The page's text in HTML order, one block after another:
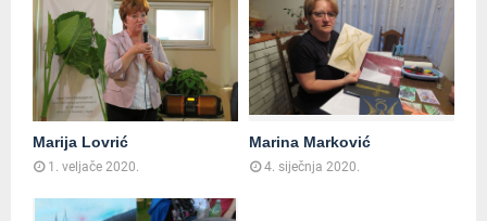
Marija Lovrić
1. veljače 2020.
Marina Marković
4. siječnja 2020.